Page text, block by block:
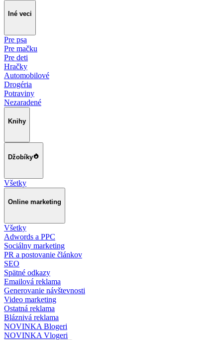
Iné veci
Pre psa
Pre mačku
Pre deti
Hračky
Automobilové
Drogéria
Potraviny
Nezaradené
Knihy
Džobíky
Všetky
Online marketing
Všetky
Adwords a PPC
Sociálny marketing
PR a postovanie článkov
SEO
Spätné odkazy
Emailová reklama
Generovanie návštevnosti
Video marketing
Ostatná reklama
Bláznivá reklama
NOVINKA Blogeri
NOVINKA Vlogeri